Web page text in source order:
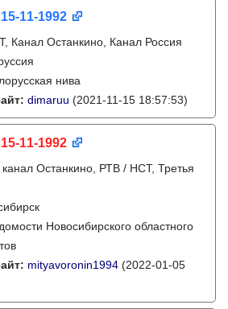
11-1992
Канал Останкино, Канал Россия
нива
dimaruu (2021-11-15 18:57:53)
11-1992
канал Останкино, РТВ / НСТ, Третья
Новосибирского областного
mityavoronin1994 (2022-01-05